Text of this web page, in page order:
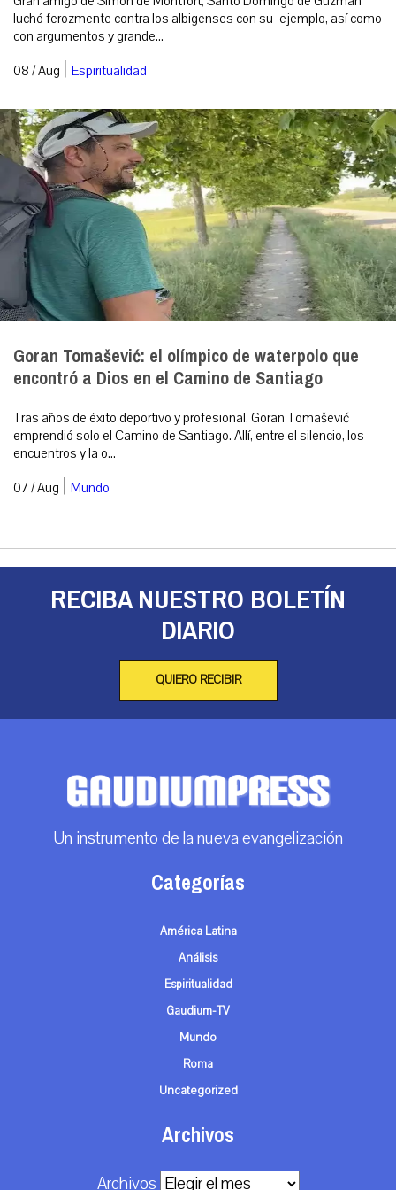
luchó ferozmente contra los albigenses con su ejemplo, así como
con argumentos y grande...
08 / Aug | Espiritualidad
Goran Tomašević: el olímpico de waterpolo que
encontró a Dios en el Camino de Santiago
Tras años de éxito deportivo y profesional, Goran Tomašević
emprendió solo el Camino de Santiago. Allí, entre el silencio, los
encuentros y la o...
07 / Aug | Mundo
RECIBA NUESTRO BOLETÍN
DIARIO
QUIERO RECIBIR
Un instrumento de la nueva evangelización
Categorías
América Latina
Análisis
Espiritualidad
Gaudium-TV
Mundo
Roma
Uncategorized
Archivos
Archivos